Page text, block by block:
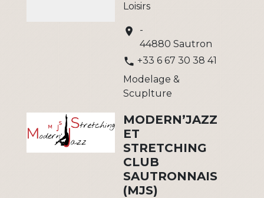
Loisirs
location_on
-
44880 Sautron
phone +33 6 67 30 38 41
Modelage &
Scuplture
MODERN’JAZZ
ET
STRETCHING
CLUB
SAUTRONNAIS
(MJS)